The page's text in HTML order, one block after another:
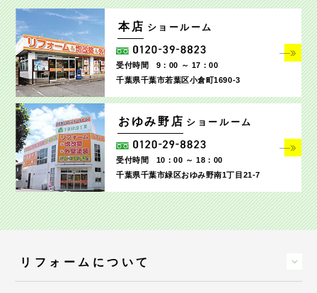
本店 ショールーム
受付時間
9：00 ～ 17：00
千葉県千葉市若葉区小倉町1690‐3
おゆみ野店 ショールーム
受付時間
10：00 ～ 18：00
千葉県千葉市緑区おゆみ野南1丁目21-7
リフォームについて